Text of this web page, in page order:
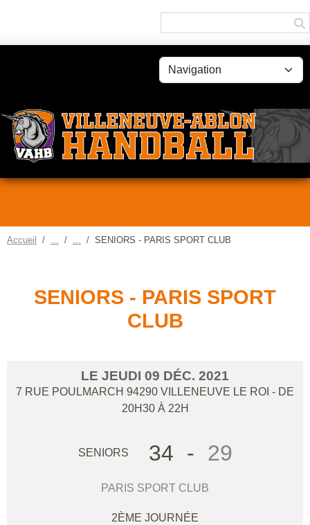
Accueil SENIORS - PARIS SPORT CLUB
SENIORS - PARIS SPORT
CLUB
LE JEUDI 09 DÉC. 2021
7 RUE POULMARCH 94290 VILLENEUVE LE ROI - DE
20H30 À 22H
SENIORS 34 - 29
PARIS SPORT CLUB
2ÈME JOURNÉE